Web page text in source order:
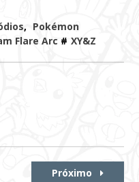
, Pokémon
Flare Arc # XY&Z
Próximo